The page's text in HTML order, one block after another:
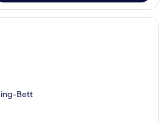
Ein modernes Hotelzimmer mit Bett,
Bett